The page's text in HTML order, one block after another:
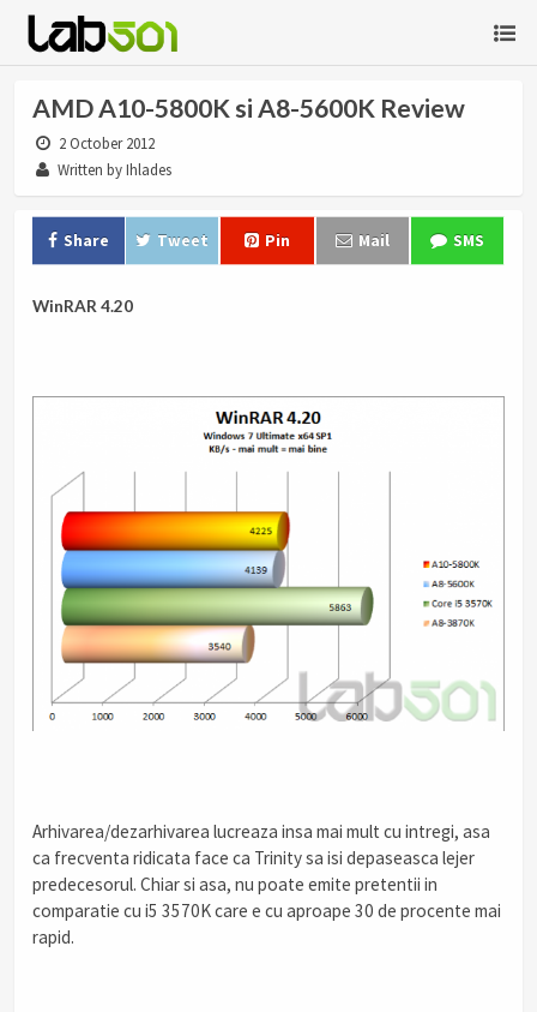
AMD A10-5800K si A8-5600K Review
2 October 2012
Written by Ihlades
Share Tweet Pin Mail SMS
WinRAR 4.20
Arhivarea/dezarhivarea lucreaza insa mai mult cu intregi, asa
ca frecventa ridicata face ca Trinity sa isi depaseasca lejer
predecesorul. Chiar si asa, nu poate emite pretentii in
comparatie cu i5 3570K care e cu aproape 30 de procente mai
rapid.